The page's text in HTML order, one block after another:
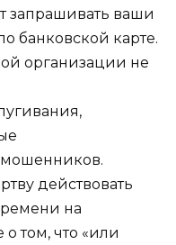
запрашивать ваши
банковской карте.
организации не
мошенников.
действовать
на
том, что «или